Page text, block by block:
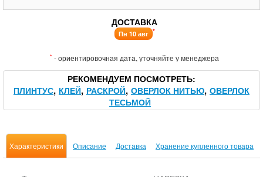
ДОСТАВКА
Пн 10 авг *
* - ориентировочная дата, уточняйте у менеджера
РЕКОМЕНДУЕМ ПОСМОТРЕТЬ
ПЛИНТУС КЛЕЙ РАСКРОЙ ОВЕРЛОК НИТЬЮ ОВЕРЛОК
ТЕСЬМОЙ
Характеристики Описание Доставка Хранение купленного товара